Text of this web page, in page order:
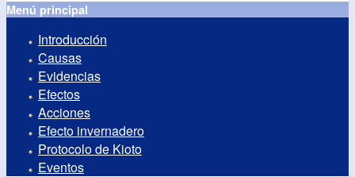
Menú principal
Introducción
Causas
Evidencias
Efectos
Acciones
Efecto invernadero
Protocolo de Kioto
Eventos